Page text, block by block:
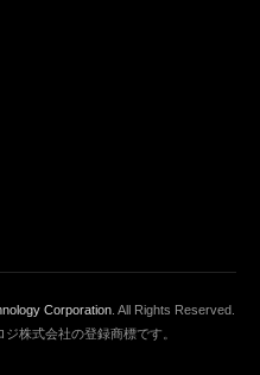
Corporation . All Rights Reserved.
株式会社の登録商標です。